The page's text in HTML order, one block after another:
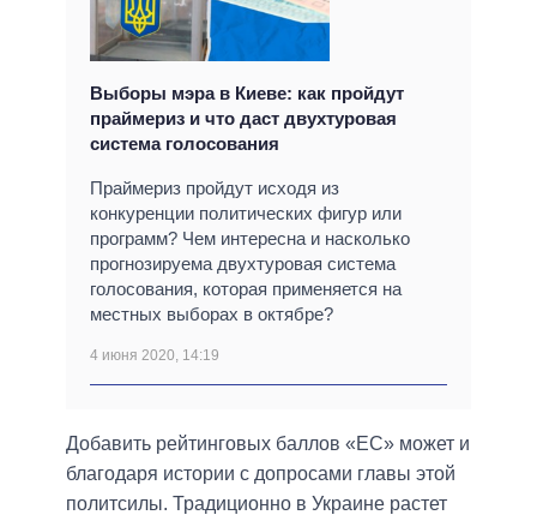
Выборы мэра в Киеве: как пройдут
праймериз и что даст двухтуровая
система голосования
Праймериз пройдут исходя из
конкуренции политических фигур или
программ? Чем интересна и насколько
прогнозируема двухтуровая система
голосования, которая применяется на
местных выборах в октябре?
4 июня 2020, 14:19
Добавить рейтинговых баллов «ЕС» может и
благодаря истории с допросами главы этой
политсилы. Традиционно в Украине растет